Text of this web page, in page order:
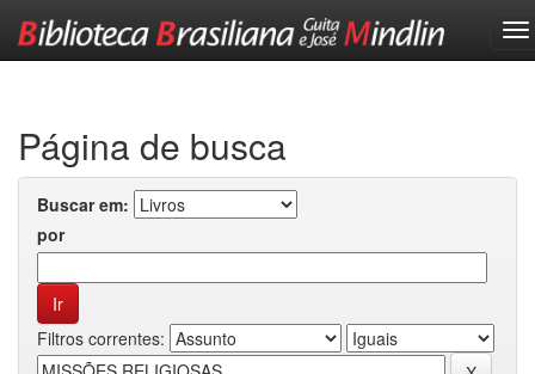
Página de busca
Buscar em:
por
Filtros correntes: